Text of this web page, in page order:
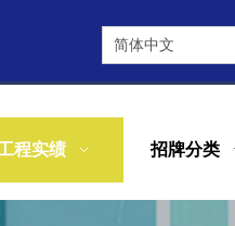
简体中文
程实绩 招牌分类